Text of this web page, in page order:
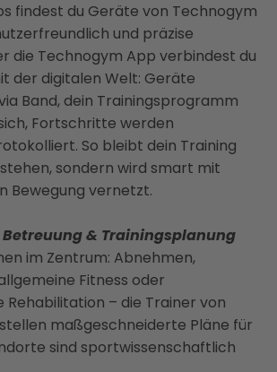
findest du Geräte von Technogym
und präzise
die Technogym App verbindest du
der digitalen Welt: Geräte
Band, dein Trainingsprogramm
Fortschritte werden
So bleibt dein Training
sondern wird smart mit
Bewegung vernetzt.
& Trainingsplanung
im Zentrum: Abnehmen,
Fitness oder
Rehabilitation – die Trainer von
maßgeschneiderte Pläne für
sind sportwissenschaftlich